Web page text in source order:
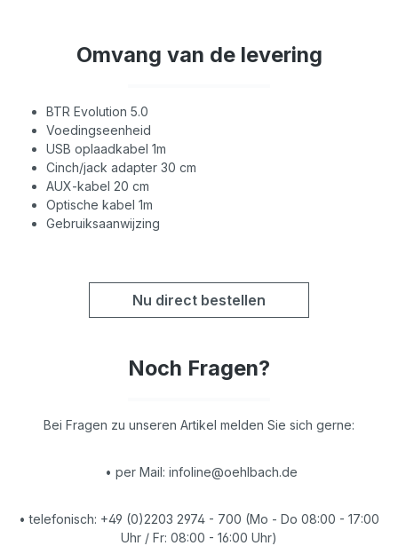
Omvang van de levering
BTR Evolution 5.0
Voedingseenheid
USB oplaadkabel 1m
Cinch/jack adapter 30 cm
AUX-kabel 20 cm
Optische kabel 1m
Gebruiksaanwijzing
Nu direct bestellen
Noch Fragen?
Bei Fragen zu unseren Artikel melden Sie sich gerne:
• per Mail: infoline@oehlbach.de
• telefonisch: +49 (0)2203 2974 - 700 (Mo - Do 08:00 - 17:00
Uhr / Fr: 08:00 - 16:00 Uhr)